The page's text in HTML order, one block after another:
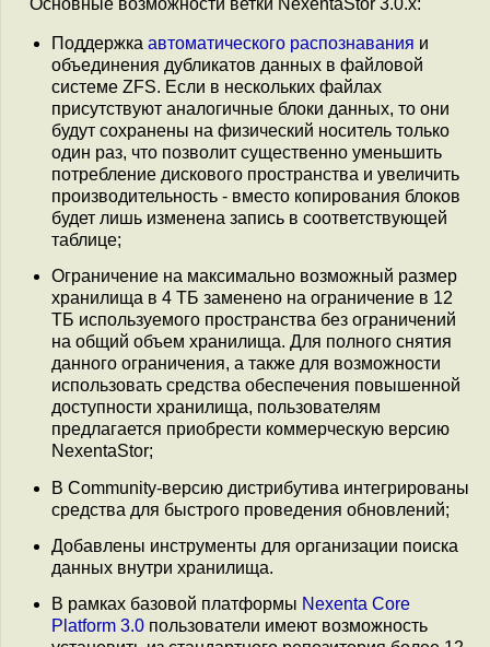
Основные возможности ветки NexentaStor 3.0.x:
Поддержка автоматического распознавания и
объединения дубликатов данных в файловой
системе ZFS. Если в нескольких файлах
присутствуют аналогичные блоки данных, то они
будут сохранены на физический носитель только
один раз, что позволит существенно уменьшить
потребление дискового пространства и увеличить
производительность - вместо копирования блоков
будет лишь изменена запись в соответствующей
таблице;
Ограничение на максимально возможный размер
хранилища в 4 ТБ заменено на ограничение в 12
ТБ используемого пространства без ограничений
на общий объем хранилища. Для полного снятия
данного ограничения, а также для возможности
использовать средства обеспечения повышенной
доступности хранилища, пользователям
предлагается приобрести коммерческую версию
NexentaStor;
В Community-версию дистрибутива интегрированы
средства для быстрого проведения обновлений;
Добавлены инструменты для организации поиска
данных внутри хранилища.
В рамках базовой платформы Nexenta Core
Platform 3.0 пользователи имеют возможность